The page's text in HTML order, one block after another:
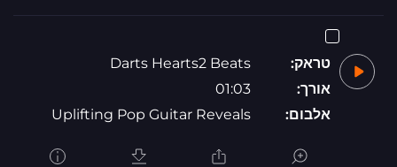
טראק:
Darts Hearts2 Beats
אורך:
01:03
אלבום:
Uplifting Pop Guitar Reveals